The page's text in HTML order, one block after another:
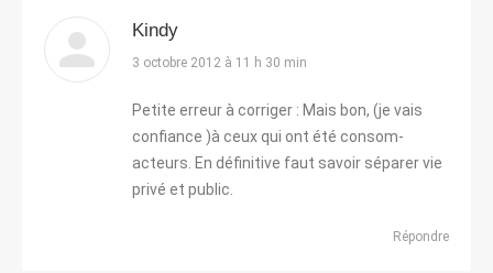
Kindy
dit
3 octobre 2012 à 11 h 30 min
Petite erreur à corriger : Mais bon, (je vais
confiance )à ceux qui ont été consom-
acteurs. En définitive faut savoir séparer vie
privé et public.
Répondre